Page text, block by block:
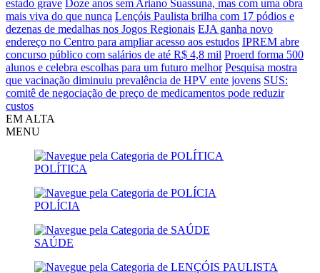
estado grave Doze anos sem Ariano Suassuna, mas com uma obra
mais viva do que nunca Lençóis Paulista brilha com 17 pódios e
dezenas de medalhas nos Jogos Regionais EJA ganha novo
endereço no Centro para ampliar acesso aos estudos IPREM abre
concurso público com salários de até R$ 4,8 mil Proerd forma 500
alunos e celebra escolhas para um futuro melhor Pesquisa mostra
que vacinação diminuiu prevalência de HPV ente jovens SUS:
comitê de negociação de preço de medicamentos pode reduzir
custos
EM ALTA
MENU
POLÍTICA
POLÍCIA
SAÚDE